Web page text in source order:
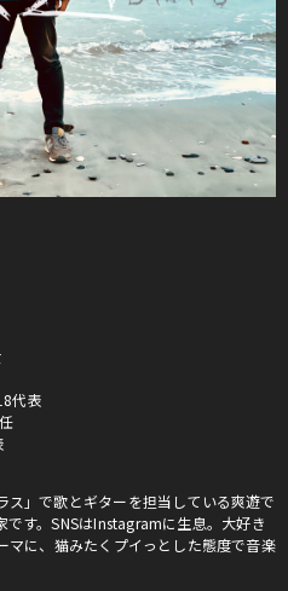
代表
」で歌とギターを担当している爽遊で
す。SNSはInstagramに生息。大好き
に、猫みたくプイっとした態度で音楽